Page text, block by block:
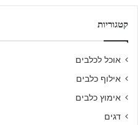
קטגוריות
אוכל לכלבים
אילוף כלבים
אימוץ כלבים
דגים